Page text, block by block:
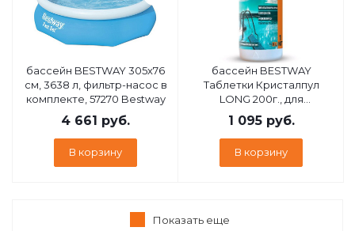
бассейн BESTWAY 305х76
см, 3638 л, фильтр-насос в
комплекте, 57270 Bestway
4 661 руб.
В корзину
бассейн BESTWAY
Таблетки Кристалпул
LONG 200г., для
бассейнов, 1 кг.
1 095руб.
В корзину
Показать еще